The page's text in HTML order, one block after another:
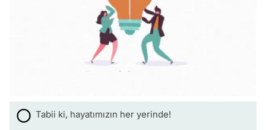
Tabii ki, hayatımızın her yerinde!